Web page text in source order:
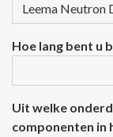
Hoe lang bent u
Uit welke
componenten in